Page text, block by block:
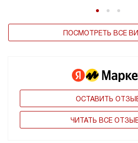
ПОСМОТРЕТЬ ВСЕ
ОСТАВИТЬ
ЧИТАТЬ ВСЕ